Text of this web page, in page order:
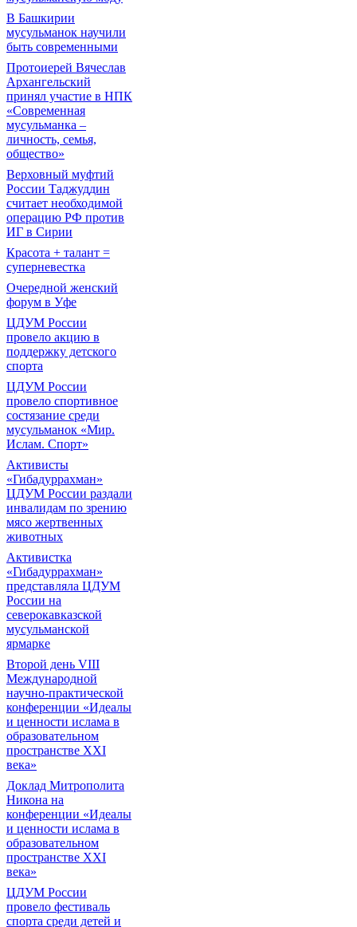
В Башкирии
мусульманок научили
быть современными
Протоиерей Вячеслав
Архангельский
принял участие в НПК
«Современная
мусульманка –
личность, семья,
общество»
Верховный муфтий
России Таджуддин
считает необходимой
операцию РФ против
ИГ в Сирии
Красота + талант =
суперневестка
Очередной женский
форум в Уфе
ЦДУМ России
провело акцию в
поддержку детского
спорта
ЦДУМ России
провело спортивное
состязание среди
мусульманок «Мир.
Ислам. Спорт»
Активисты
«Гибадуррахман»
ЦДУМ России раздали
инвалидам по зрению
мясо жертвенных
животных
Активистка
«Гибадуррахман»
представляла ЦДУМ
России на
северокавказской
мусульманской
ярмарке
Второй день VIII
Международной
научно-практической
конференции «Идеалы
и ценности ислама в
образовательном
пространстве XXI
века»
Доклад Митрополита
Никона на
конференции «Идеалы
и ценности ислама в
образовательном
пространстве XXI
века»
ЦДУМ России
провело фестиваль
спорта среди детей и